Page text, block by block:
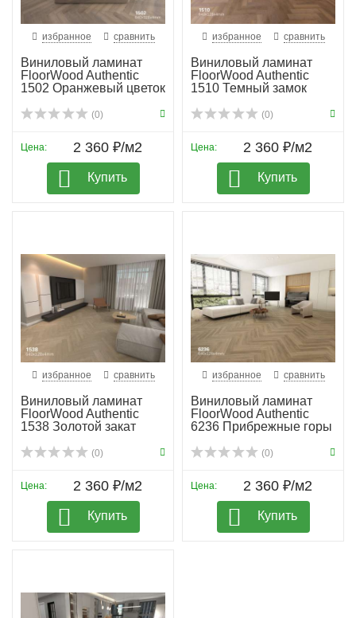
избранное сравнить
Виниловый ламинат
FloorWood Authentic
1502 Оранжевый цветок
(0)
Цена: 2 360 ₽/м2
Купить
избранное сравнить
Виниловый ламинат
FloorWood Authentic
1510 Темный замок
(0)
Цена: 2 360 ₽/м2
Купить
избранное сравнить
Виниловый ламинат
FloorWood Authentic
1538 Золотой закат
(0)
Цена: 2 360 ₽/м2
Купить
избранное сравнить
Виниловый ламинат
FloorWood Authentic
6236 Прибрежные горы
(0)
Цена: 2 360 ₽/м2
Купить